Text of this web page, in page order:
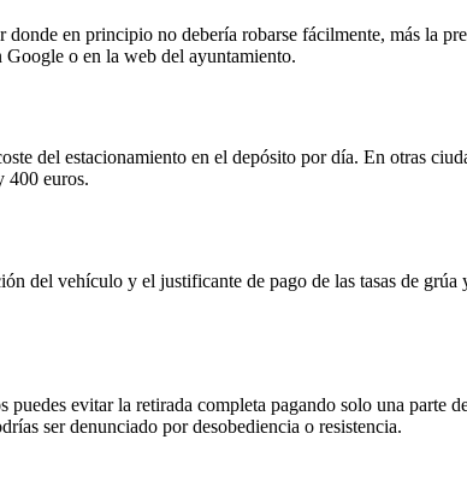
en principio no debería robarse fácilmente, más la
Google o en la web del ayuntamiento.
del estacionamiento en el depósito por día. En otras
400 euros.
del vehículo y el justificante de pago de las tasas de grúa
evitar la retirada completa pagando solo una parte
ser denunciado por desobediencia o resistencia.